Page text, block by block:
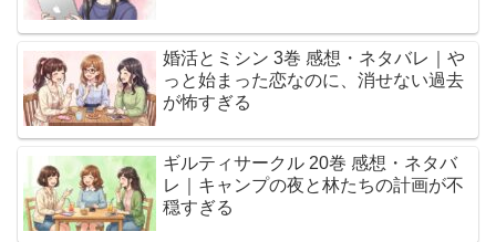
婚活とミシン 3巻 感想・ネタバレ｜や
っと始まった恋なのに、消せない過去
が怖すぎる
ギルティサークル 20巻 感想・ネタバ
レ｜キャンプの夜と林たちの計画が不
穏すぎる